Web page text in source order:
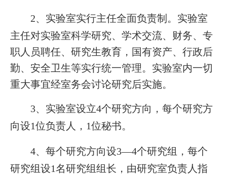
2、实验室实行主任全面负责制。实验室
主任对实验室科学研究、学术交流、财务、专
职人员聘任、研究生教育，国有资产、行政后
勤、安全卫生等实行统一管理。实验室内一切
重大事宜经室务会讨论研究后实施。
3、实验室设立4个研究方向，每个研究方
向设1位负责人， 1位秘书。
4、每个研究方向设3—4个研究组，每个
研究组设1名研究组组长，由研究室负责人指